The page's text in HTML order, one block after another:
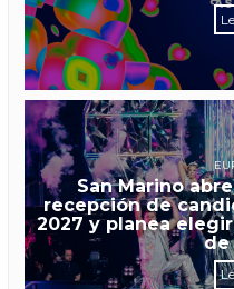
San Marino
recepción de
2027 y planea
de